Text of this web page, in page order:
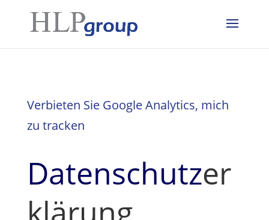
Verbieten Sie Google Analytics, mich
zu tracken
Datenschutzer